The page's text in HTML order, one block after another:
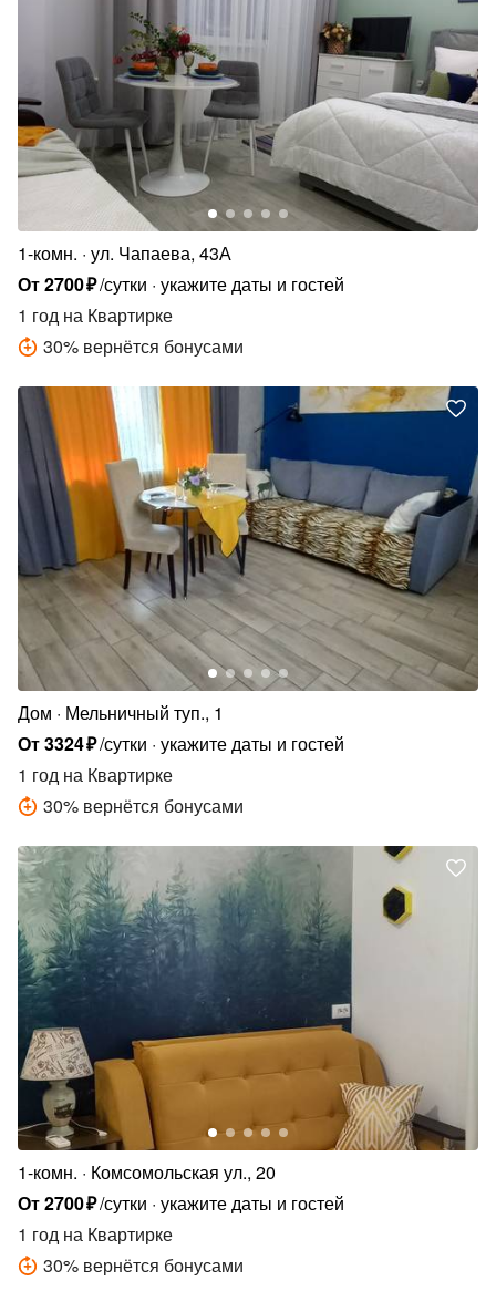
1-комн. ул. Чапаева, 43А
От2700₽/сутки укажите даты и гостей
1 год на Квартирке
30% вернётся бонусами
Дом
Мельничный туп., 1
От3324₽/сутки укажите даты и гостей
1 год на Квартирке
30% вернётся бонусами
1-комн.
Комсомольская ул., 20
От2700₽/сутки укажите даты и гостей
1 год на Квартирке
30% вернётся бонусами